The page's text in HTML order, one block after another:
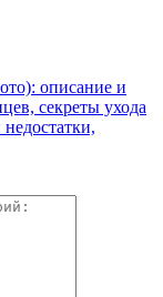
описание и
секреты ухода